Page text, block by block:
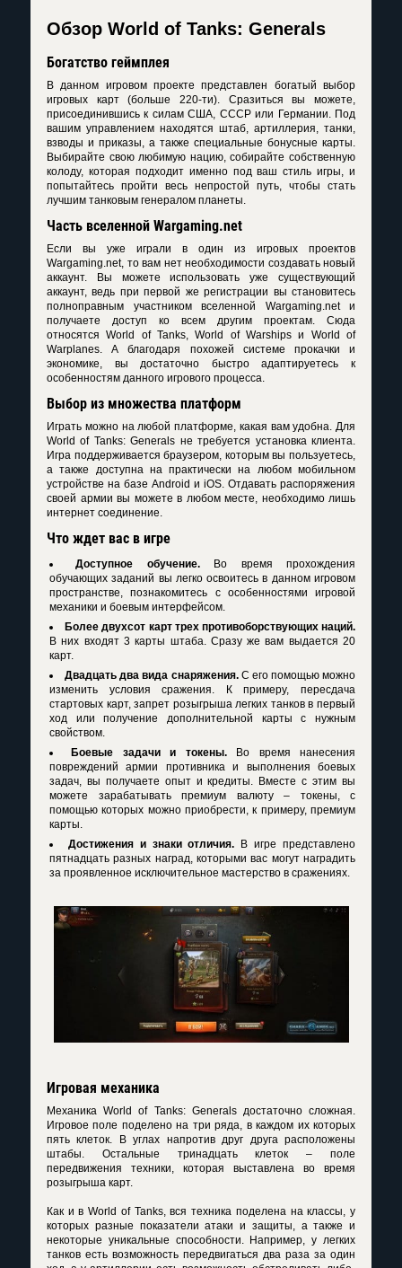
Обзор World of Tanks: Generals
Богатство геймплея
В данном игровом проекте представлен богатый выбор
игровых карт (больше 220-ти). Сразиться вы можете,
присоединившись к силам США, СССР или Германии. Под
вашим управлением находятся штаб, артиллерия, танки,
взводы и приказы, а также специальные бонусные карты.
Выбирайте свою любимую нацию, собирайте собственную
колоду, которая подходит именно под ваш стиль игры, и
попытайтесь пройти весь непростой путь, чтобы стать
лучшим танковым генералом планеты.
Часть вселенной Wargaming.net
Если вы уже играли в один из игровых проектов
Wargaming.net, то вам нет необходимости создавать новый
аккаунт. Вы можете использовать уже существующий
аккаунт, ведь при первой же регистрации вы становитесь
полноправным участником вселенной Wargaming.net и
получаете доступ ко всем другим проектам. Сюда
относятся World of Tanks, World of Warships и World of
Warplanes. А благодаря похожей системе прокачки и
экономике, вы достаточно быстро адаптируетесь к
особенностям данного игрового процесса.
Выбор из множества платформ
Играть можно на любой платформе, какая вам удобна. Для
World of Tanks: Generals не требуется установка клиента.
Игра поддерживается браузером, которым вы пользуетесь,
а также доступна на практически на любом мобильном
устройстве на базе Android и iOS. Отдавать распоряжения
своей армии вы можете в любом месте, необходимо лишь
интернет соединение.
Что ждет вас в игре
Доступное обучение.Во время прохождения
обучающих заданий вы легко освоитесь в данном игровом
пространстве, познакомитесь с особенностями игровой
механики и боевым интерфейсом.
Более двухсот карт трех противоборствующих наций.
В них входят 3 карты штаба. Сразу же вам выдается 20
карт.
Двадцать два вида снаряжения.С его помощью можно
изменить условия сражения. К примеру, пересдача
стартовых карт, запрет розыгрыша легких танков в первый
ход или получение дополнительной карты с нужным
свойством.
Боевые задачи и токены.Во время нанесения
повреждений армии противника и выполнения боевых
задач, вы получаете опыт и кредиты. Вместе с этим вы
можете зарабатывать премиум валюту – токены, с
помощью которых можно приобрести, к примеру, премиум
карты.
Достижения и знаки отличия. В игре представлено
пятнадцать разных наград, которыми вас могут наградить
за проявленное исключительное мастерство в сражениях.
Игровая механика
Механика World of Tanks: Generals достаточно сложная.
Игровое поле поделено на три ряда, в каждом их которых
пять клеток. В углах напротив друг друга расположены
штабы. Остальные тринадцать клеток – поле
передвижения техники, которая выставлена во время
розыгрыша карт.
Как и в World of Tanks, вся техника поделена на классы, у
которых разные показатели атаки и защиты, а также и
некоторые уникальные способности. Например, у легких
танков есть возможность передвигаться два раза за один